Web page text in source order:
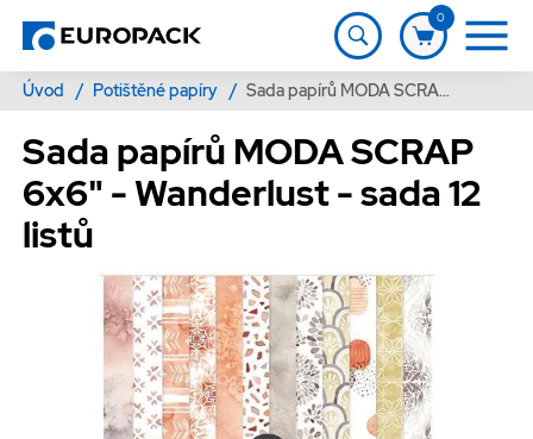
0
Úvod / Potištěné papíry / Sada papírů MODA SCRAP 6x6" - Wanderlust - sada 12 listů
Sada papírů MODA SCRAP
6x6" - Wanderlust - sada 12
listů